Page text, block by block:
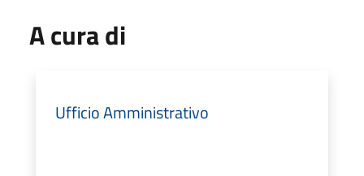
A cura di
Ufficio Amministrativo